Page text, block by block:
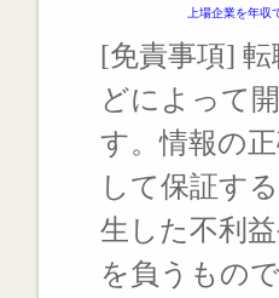
上場企業を年収
[免責事項]
どによって
す。情報の
して保証す
生した不利
を負うもの